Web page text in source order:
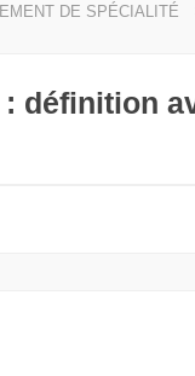
DE SPÉCIALITÉ
définition